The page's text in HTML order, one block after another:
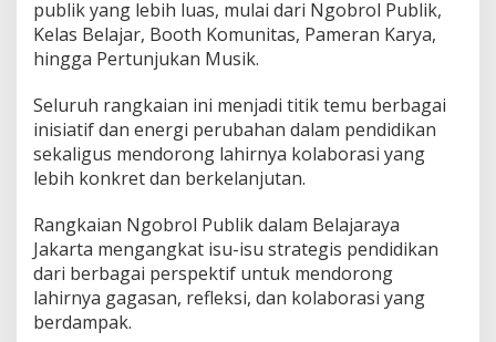
publik yang lebih luas, mulai dari Ngobrol Publik,
Kelas Belajar, Booth Komunitas, Pameran Karya,
hingga Pertunjukan Musik.
Seluruh rangkaian ini menjadi titik temu berbagai
inisiatif dan energi perubahan dalam pendidikan
sekaligus mendorong lahirnya kolaborasi yang
lebih konkret dan berkelanjutan.
Rangkaian Ngobrol Publik dalam Belajaraya
Jakarta mengangkat isu-isu strategis pendidikan
dari berbagai perspektif untuk mendorong
lahirnya gagasan, refleksi, dan kolaborasi yang
berdampak.